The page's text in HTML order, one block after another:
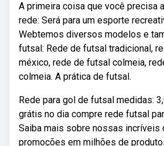
A primeira coisa que você precisa
rede: Será para um esporte
Webtemos diversos modelos e
futsal: Rede de futsal tradicional,
méxico, rede de futsal colmeia,
colmeia. A prática de futsal.
Rede para gol de futsal medidas:
grátis no dia compre rede futsal
Saiba mais sobre nossas incríveis
promoções em milhões de